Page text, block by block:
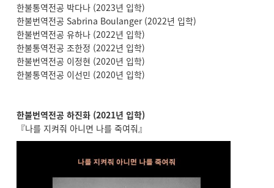
한불통역전공 박다나 (2023년 입학)
한불번역전공 Sabrina Boulanger (2022년 입학)
한불번역전공 유하나 (2022년 입학)
한불통역전공 조한정 (2022년 입학)
한불번역전공 이정현 (2020년 입학)
한불통역전공 이선민 (2020년 입학)
한불번역전공 하진화 (2021년 입학)
『나를 지켜줘 아니면 나를 죽여줘』